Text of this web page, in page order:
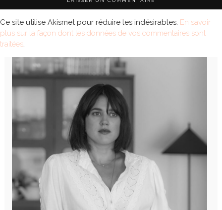
Ce site utilise Akismet pour réduire les indésirables. En savoir
plus sur la façon dont les données de vos commentaires sont
traitées.